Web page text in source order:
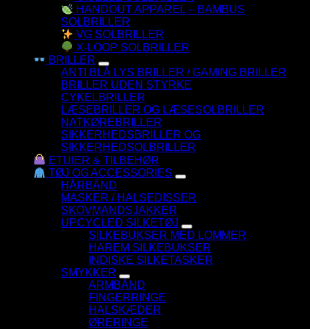
HANDOUT APPAREL – BAMBUS
SOLBRILLER
VG SOLBRILLER
X-LOOP SOLBRILLER
BRILLER
ANTI BLÅ LYS BRILLER / GAMING BRILLER
BRILLER UDEN STYRKE
CYKELBRILLER
LÆSEBRILLER OG LÆSESOLBRILLER
NATKØREBRILLER
SIKKERHEDSBRILLER OG
SIKKERHEDSOLBRILLER
ETUIER & TILBEHØR
TØJ OG ACCESSORIES
HÅRBÅND
MASKER / HALSEDISSER
SKOVMANDSJAKKER
UPCYCLED SILKETØJ
SILKEBUKSER MED LOMMER
HAREM SILKEBUKSER
INDISKE SILKETASKER
SMYKKER
ARMBÅND
FINGERRINGE
HALSKÆDER
ØRERINGE